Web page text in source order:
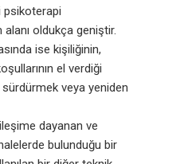
psikoterapi
alanı oldukça geniştir.
ise kişiliğinin,
el verdiği
veya yeniden
dayanan ve
bulunduğu bir